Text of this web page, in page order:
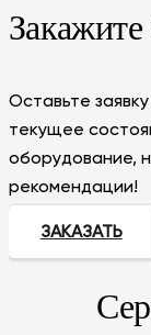
Оставьте
текущее
оборудование,
рекомендации!
ЗАКАЗАТЬ